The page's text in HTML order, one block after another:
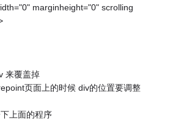
marginheight="0" scrolling
来覆盖掉
页面上的时候 div的位置要调整
上面的程序